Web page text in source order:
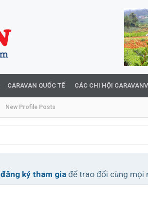
New Profile Posts
CARAVAN QUỐC TẾ CÁC CHI HỘI
đăng ký tham gia để trao đổi cùng mọi